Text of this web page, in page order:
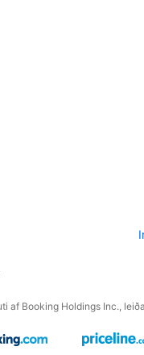
af Booking Holdings Inc.,